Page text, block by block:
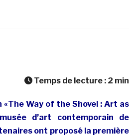
Temps de lecture : 2 min
«The Way of the Shovel : Art as
d’art contemporain de
ont proposé la première